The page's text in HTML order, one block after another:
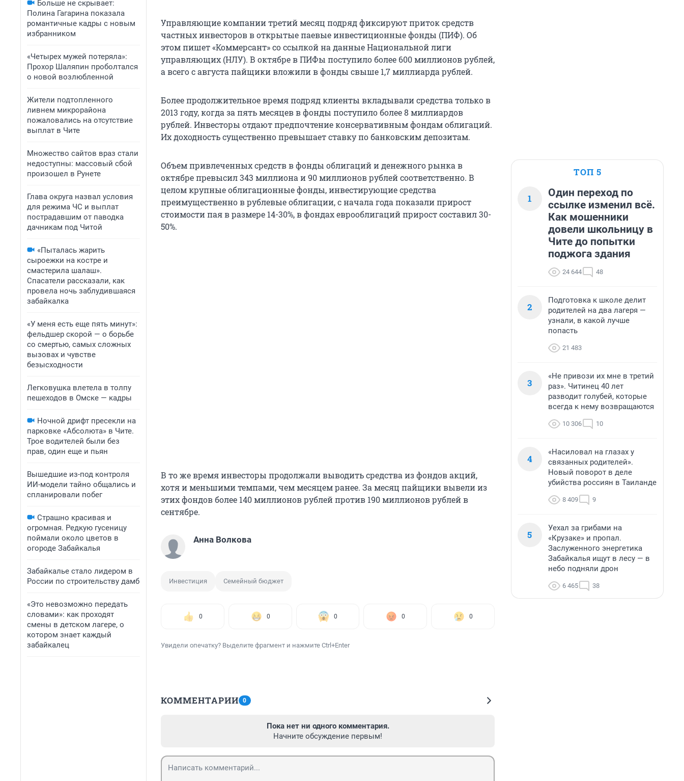
Больше не скрывает:
Полина Гагарина показала
романтичные кадры с новым
избранником
«Четырех мужей потеряла»:
Прохор Шаляпин проболтался
о новой возлюбленной
Жители подтопленного
ливнем микрорайона
пожаловались на отсутствие
выплат в Чите
Множество сайтов враз стали
недоступны: массовый сбой
произошел в Рунете
Глава округа назвал условия
для режима ЧС и выплат
пострадавшим от паводка
дачникам под Читой
«Пыталась жарить
сыроежки на костре и
смастерила шалаш».
Спасатели рассказали, как
провела ночь заблудившаяся
забайкалка
«У меня есть еще пять минут»:
фельдшер скорой — о борьбе
со смертью, самых сложных
вызовах и чувстве
безысходности
Легковушка влетела в толпу
пешеходов в Омске — кадры
Ночной дрифт пресекли на
парковке «Абсолюта» в Чите.
Трое водителей были без
прав, один еще и пьян
Вышедшие из-под контроля
ИИ-модели тайно общались и
спланировали побег
Страшно красивая и
огромная. Редкую гусеницу
поймали около цветов в
огороде Забайкалья
Забайкалье стало лидером в
России по строительству дамб
«Это невозможно передать
словами»: как проходят
смены в детском лагере, о
котором знает каждый
забайкалец
Управляющие компании третий месяц подряд фиксируют приток средств
частных инвесторов в открытые паевые инвестиционные фонды (ПИФ). Об
этом пишет «Коммерсант» со ссылкой на данные Национальной лиги
управляющих (НЛУ). В октябре в ПИФы поступило более 600 миллионов рублей,
а всего с августа пайщики вложили в фонды свыше 1,7 миллиарда рублей.
Более продолжительное время подряд клиенты вкладывали средства только в
2013 году, когда за пять месяцев в фонды поступило более 8 миллиардов
рублей. Инвесторы отдают предпочтение консервативным фондам облигаций.
Их доходность существенно превышает ставку по банковским депозитам.
Объем привлеченных средств в фонды облигаций и денежного рынка в
октябре превысил 343 миллиона и 90 миллионов рублей соответственно. В
целом крупные облигационные фонды, инвестирующие средства
преимущественно в рублевые облигации, с начала года показали прирост
стоимости пая в размере 14-30%, в фондах еврооблигаций прирост составил 30-
50%.
В то же время инвесторы продолжали выводить средства из фондов акций,
хотя и меньшими темпами, чем месяцем ранее. За месяц пайщики вывели из
этих фондов более 140 миллионов рублей против 190 миллионов рублей в
сентябре.
Анна Волкова
Инвестиция Семейный бюджет
0 0 0 0 0
Увидели опечатку? Выделите фрагмент и нажмите Ctrl+Enter
КОММЕНТАРИИ 0
Пока нет ни одного комментария.
Начните обсуждение первым!
ТОП 5
1
Один переход по
ссылке изменил всё.
Как мошенники
довели школьницу в
Чите до попытки
поджога здания
24 644 48
2
Подготовка к школе делит
родителей на два лагеря —
узнали, в какой лучше
попасть
21 483
3
«Не привози их мне в третий
раз». Читинец 40 лет
разводит голубей, которые
всегда к нему возвращаются
10 306 10
4
«Насиловал на глазах у
связанных родителей».
Новый поворот в деле
убийства россиян в Таиланде
8 409 9
5
Уехал за грибами на
«Крузаке» и пропал.
Заслуженного энергетика
Забайкалья ищут в лесу — в
небо подняли дрон
6 465 38